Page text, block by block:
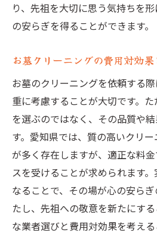
り、先祖を大切に思う気持ちを
の安らぎを得ることができます。
お墓クリーニングの費用対効果
お墓のクリーニングを依頼する
重に考慮することが大切です。
を選ぶのではなく、その品質や
す。愛知県では、質の高いクリ
が多く存在しますが、適正な料
スを受けることが求められます
なることで、その場が心の安ら
たし、先祖への敬意を新たにす
な業者選びと費用対効果を考え